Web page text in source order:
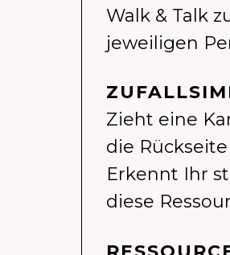
Walk & Talk
jeweiligen
Zieht eine
die
Erkennt Ihr
diese